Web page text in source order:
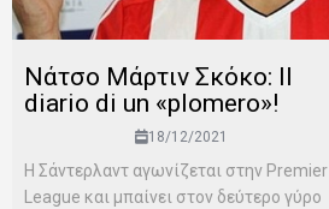
Νάτσο Μάρτιν Σκόκο: Il
diario di un «plomero»!
18/12/2021
Η Σάντερλαντ αγωνίζεται στην Premier
League και μπαίνει στον δεύτερο γύρο